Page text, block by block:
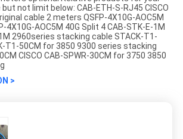
not limit below: CAB-ETH-S-RJ45 CISCO
cable 2 meters QSFP-4X10G-AOC5M
4X10G-AOC5M 40G Split 4 CAB-STK-E-1M
2960series stacking cable STACK-T1-
T1-50CM for 3850 9300 series stacking
CISCO CAB-SPWR-30CM for 3750 3850
>